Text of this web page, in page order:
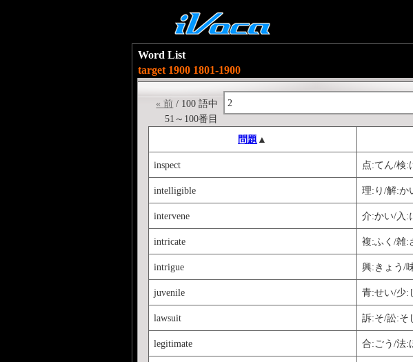
Word List
target 1900 1801-1900
2
« 前 / 100 語中
51～100番目
問題 ▲
inspect 点:てん/検:
intelligible 理:り/解:か
intervene 介:かい/入:
intricate 複:ふく/雑:
intrigue 興:きょう/
juvenile 青:せい/少:
lawsuit 訴:そ/訟:そ
legitimate 合:ごう/法: